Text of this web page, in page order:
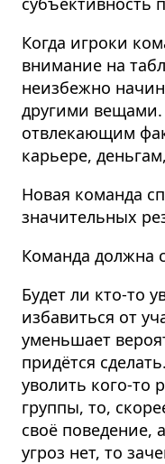
Когда игроки
внимание на
неизбежно
другими
отвлекающим
карьере,
Новая команда
значительных
Команда должна
Будет ли кто-то
избавиться от
уменьшает
придётся
уволить кого-то
группы, то,
своё поведение,
угроз нет, то